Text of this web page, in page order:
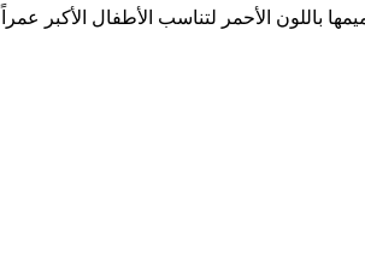
باللون الأحمر لتناسب الأطفال الأكبر عمراً